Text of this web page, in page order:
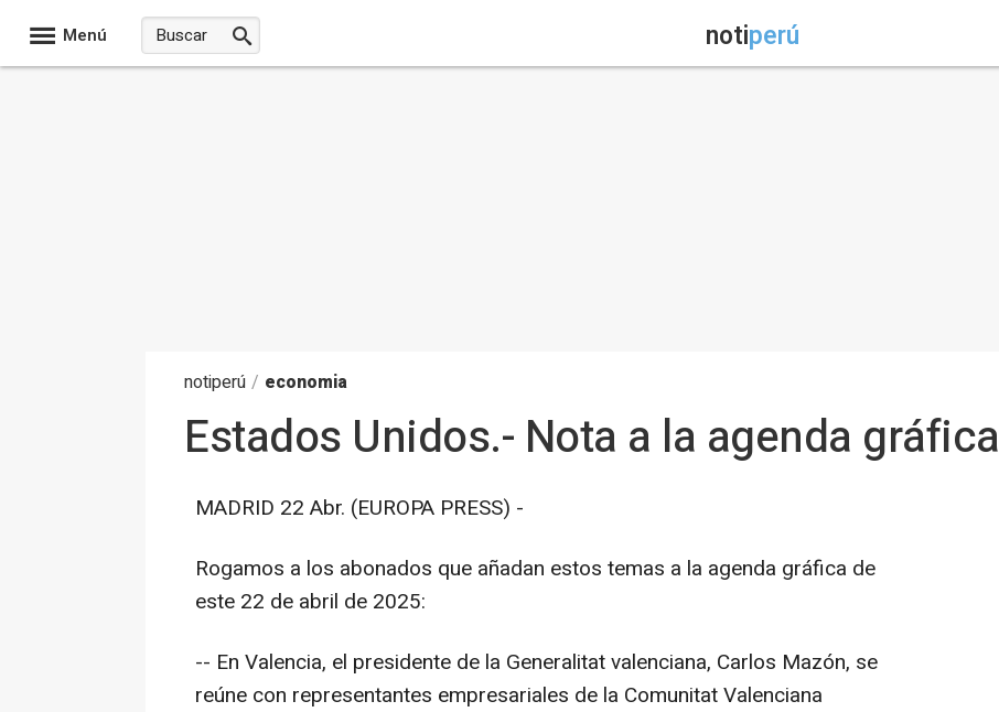
Menú notiperú
notiperú / economia
Estados Unidos.- Nota a la agenda gráfica
MADRID 22 Abr. (EUROPA PRESS) -
Rogamos a los abonados que añadan estos temas a la agenda gráfica de
este 22 de abril de 2025:
-- En Valencia, el presidente de la Generalitat valenciana, Carlos Mazón, se
reúne con representantes empresariales de la Comunitat Valenciana